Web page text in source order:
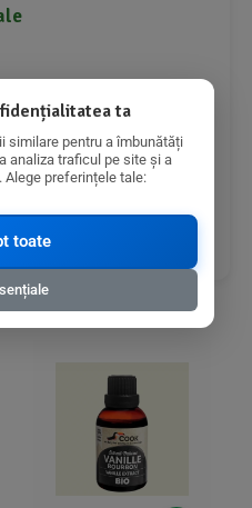
cu produsul ales
ta
similare pentru a îmbunătăți
analiza traficul pe site și a
preferințele tale:
toate